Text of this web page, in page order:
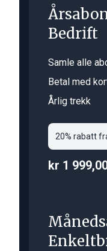
Bedrift
Samle alle
Betal med
Årlig trekk
20% rabatt
kr 1